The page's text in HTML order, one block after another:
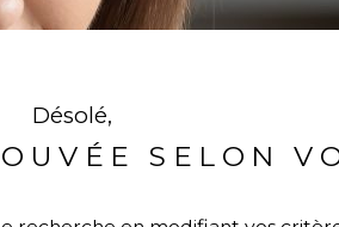
Désolé,
SELON